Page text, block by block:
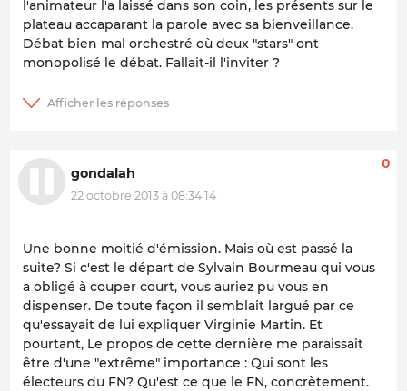
l'animateur l'a laissé dans son coin, les présents sur le
plateau accaparant la parole avec sa bienveillance.
Débat bien mal orchestré où deux "stars" ont
monopolisé le débat. Fallait-il l'inviter ?
gondalah
22 octobre 2013 à 08:34:14
0
Une bonne moitié d'émission. Mais où est passé la
suite? Si c'est le départ de Sylvain Bourmeau qui vous
a obligé à couper court, vous auriez pu vous en
dispenser. De toute façon il semblait largué par ce
qu'essayait de lui expliquer Virginie Martin. Et
pourtant, Le propos de cette dernière me paraissait
être d'une "extrême" importance : Qui sont les
électeurs du FN? Qu'est ce que le FN, concrètement.